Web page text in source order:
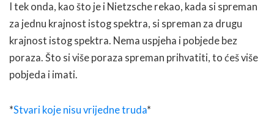
I tek onda, kao što je i Nietzsche rekao, kada si spreman
za jednu krajnost istog spektra, si spreman za drugu
krajnost istog spektra. Nema uspjeha i pobjede bez
poraza. Što si više poraza spreman prihvatiti, to ćeš više
pobjeda i imati.
*Stvari koje nisu vrijedne truda*